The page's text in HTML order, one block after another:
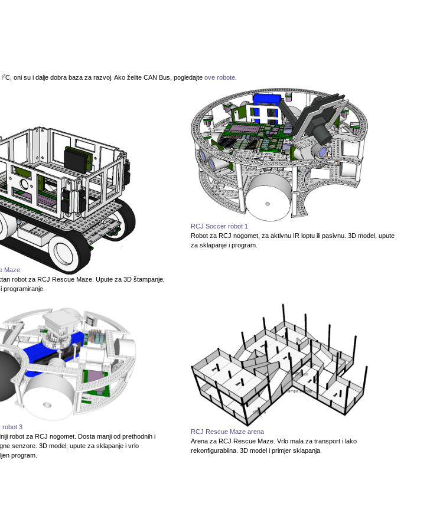
2C, oni su i dalje dobra baza za razvoj. Ako želite CAN Bus, pogledajte ove robote
Maze
robot za RCJ Rescue Maze. Upute za 3D štampanje,
programiranje.
RCJ Soccer robot 1
Robot za RCJ nogomet, za aktivnu IR loptu ili pasivnu. 3D model, upute
za sklapanje i program.
robot 3
robot za RCJ nogomet. Dosta manji od prethodnih i
senzore. 3D model, upute za sklapanje i vrlo
program.
RCJ Rescue Maze arena
Arena za RCJ Rescue Maze. Vrlo mala za transport i lako
rekonfigurabilna. 3D model i primjer sklapanja.